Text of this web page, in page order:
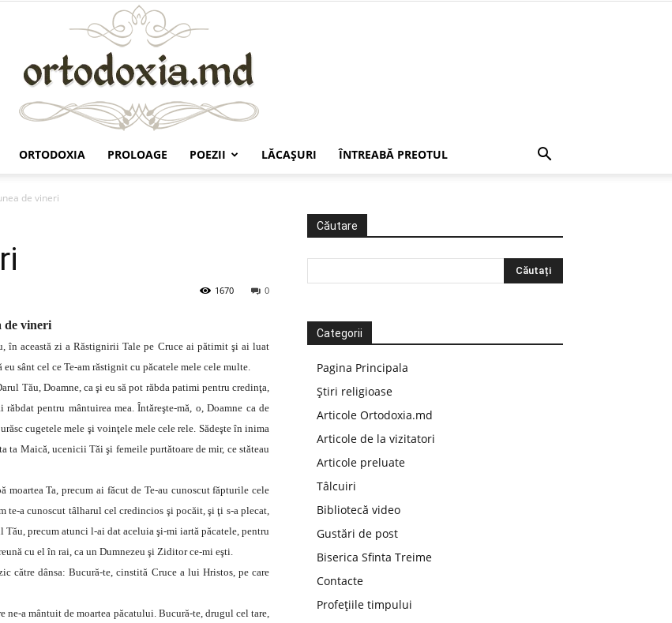
ORTODOXIA PROLOAGE POEZII LĂCAŞURI ÎNTREABĂ PREOTUL
de vineri
0
1670
de vineri
în această zi a Răstignirii Tale pe Cruce ai pătimit şi ai luat
sânt cel ce Te-am răstignit cu păcatele mele cele multe.
Tău, Doamne, ca şi eu să pot răbda patimi pentru credinţa,
pentru mântuirea mea. Întăreşte-mă, o, Doamne ca de
cugetele mele şi voinţele mele cele rele. Sădeşte în inima
ta Maică, ucenicii Tăi şi femeile purtătoare de mir, ce stăteau
moartea Ta, precum ai făcut de Te-au cunoscut făpturile cele
te-a cunoscut tâlharul cel credincios şi pocăit, şi ţi s-a plecat,
precum atunci l-ai dat aceluia şi-mi iartă păcatele, pentru
cu el în rai, ca un Dumnezeu şi Ziditor ce-mi eşti.
către dânsa: Bucură-te, cinstită Cruce a lui Hristos, pe care
a mântuit de moartea păcatului. Bucură-te, drugul cel tare,
Căutare
Categorii
Pagina Principala
Știri religioase
Articole Ortodoxia.md
Articole de la vizitatori
Articole preluate
Tâlcuiri
Bibliotecă video
Gustări de post
Biserica Sfinta Treime
Contacte
Profețiile timpului